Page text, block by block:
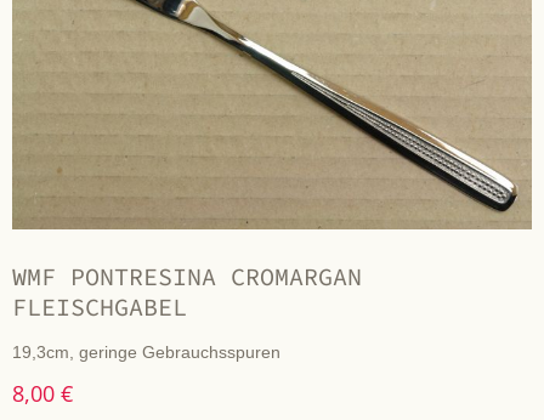
WMF PONTRESINA CROMARGAN
FLEISCHGABEL
19,3cm, geringe Gebrauchsspuren
8,00 €